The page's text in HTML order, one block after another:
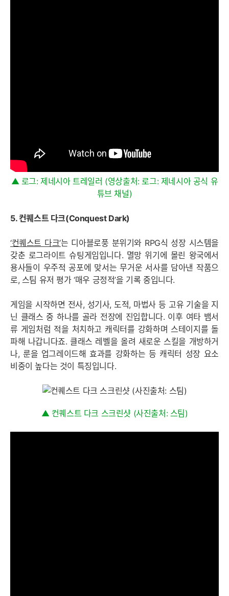
▲ 로그: 제네시아 트레일러 (영상출처: 로그: 제네시아 공식 유
튜브 채널)
5. 컨퀘스트 다크(Conquest Dark)
‘컨퀘스트 다크’는 디아블로풍 분위기와 RPG식 성장 시스템을
갖춘 로그라이트 슈팅게임입니다. 멸망 위기에 몰린 왕국에서
용사들이 우주적 공포에 맞서는 무거운 서사를 담아낸 작품으
로, 스팀 유저 평가 ‘매우 긍정적’을 기록 중입니다.
게임을 시작하면 전사, 성기사, 도적, 마법사 등 고유 기술을 지
닌 클래스 중 하나를 골라 전장에 진입합니다. 이후 여타 뱀서
류 게임처럼 적을 처치하고 캐릭터를 강화하며 스테이지를 돌
파해 나갑니다죠. 클래스 레벨을 올려 새로운 스킬을 개방하거
나, 룬을 업그레이드해 효과를 강화하는 등 캐릭터 성장 요소
비중이 높다는 것이 특징입니다.
▲ 컨퀘스트 다크 스크린샷 (사진출처: 스팀)